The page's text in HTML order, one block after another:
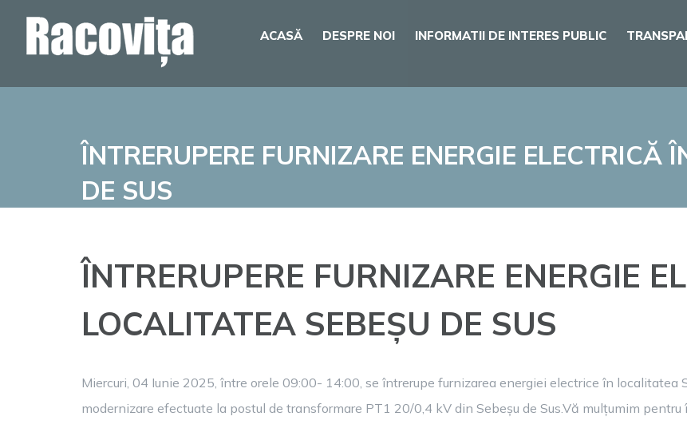
ACASĂ DESPRE NOI INFORMATII DE INTERES PUBLIC
ÎNTRERUPERE FURNIZARE ENERGIE ELECTRICĂ
DE SUS
ÎNTRERUPERE FURNIZARE ENERGIE
LOCALITATEA SEBEȘU DE SUS
Miercuri, 04 Iunie 2025, între orele 09:00- 14:00, se întrerupe furnizarea energiei electrice în localitatea
modernizare efectuate la postul de transformare PT1 20/0,4 kV din Sebeșu de Sus.Vă mulțumim pentru